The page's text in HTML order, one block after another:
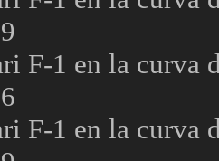
F-1 en la curva
F-1 en la curva